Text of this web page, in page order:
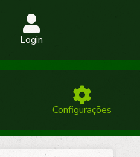
Login
Configurações